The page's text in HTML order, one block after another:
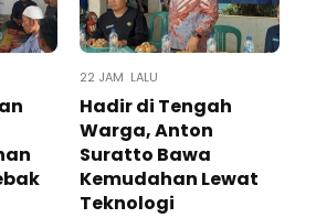
22 JAM LALU
Hadir di Tengah
Warga, Anton
Suratto Bawa
Kemudahan Lewat
Teknologi ​